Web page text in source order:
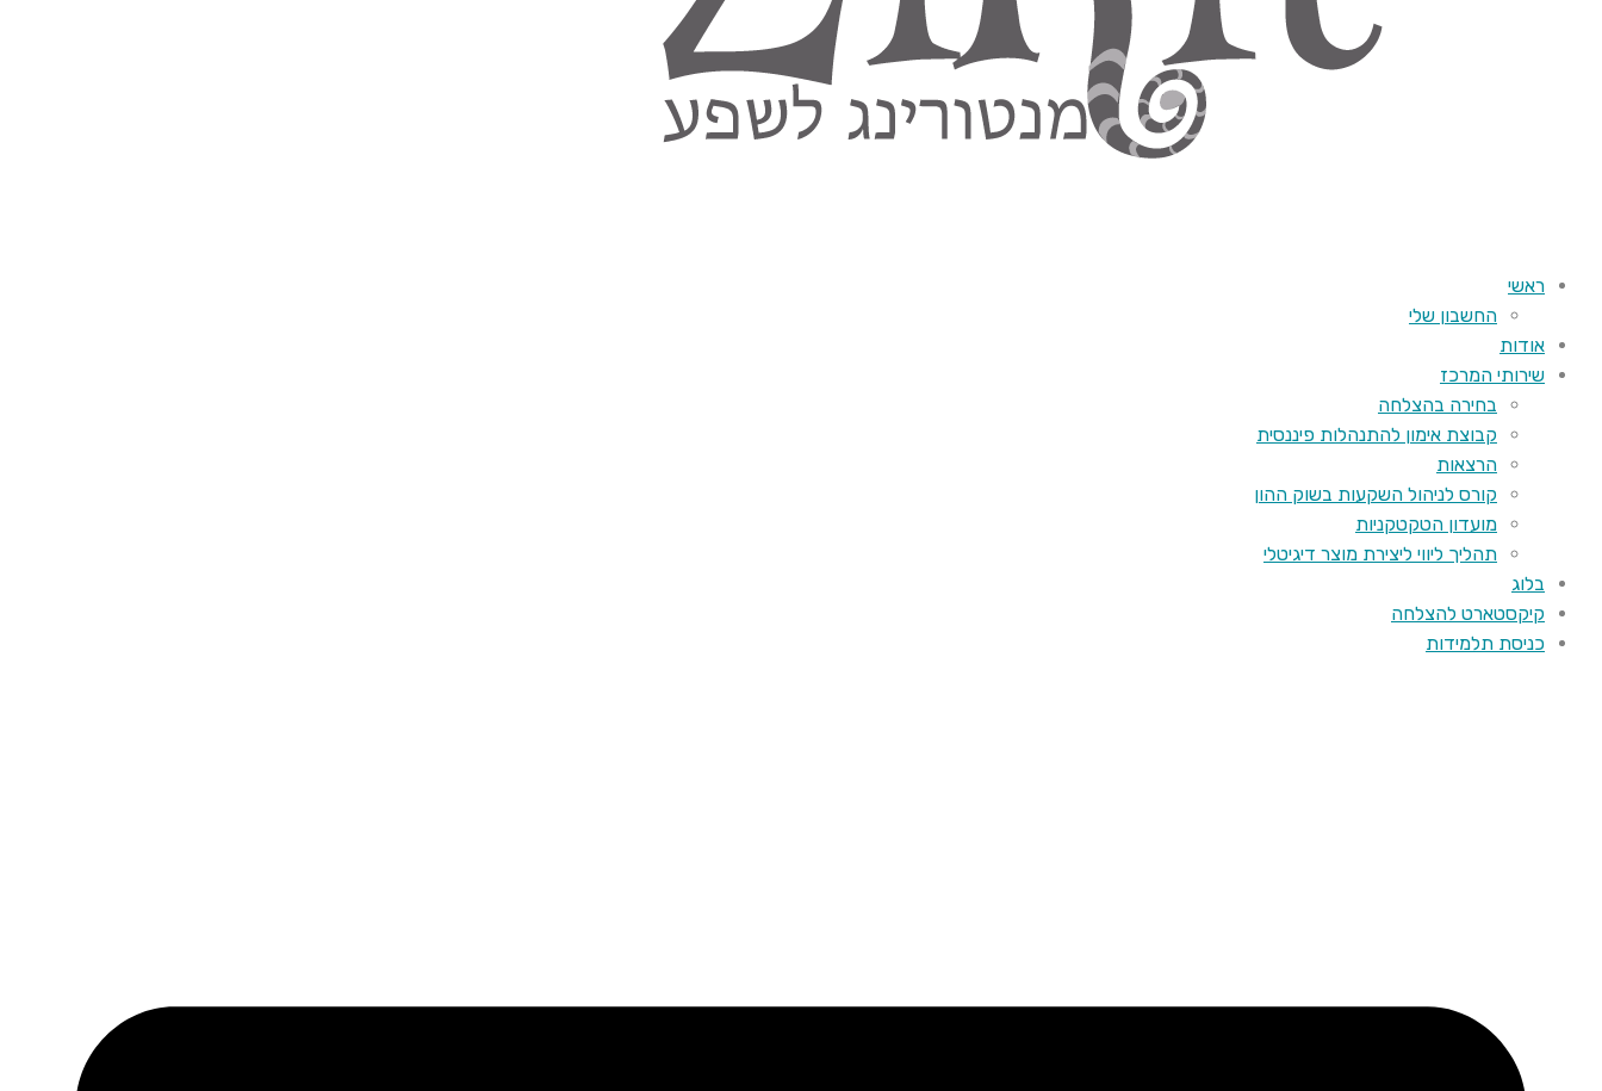
ראשי
החשבון שלי
אודות
שירותי המרכז
בחירה בהצלחה
קבוצת אימון להתנהלות פיננסית
הרצאות
קורס לניהול השקעות בשוק ההון
מועדון הטקטקניות
תהליך ליווי ליצירת מוצר דיגיטלי
בלוג
קיקסטארט להצלחה
כניסת תלמידות